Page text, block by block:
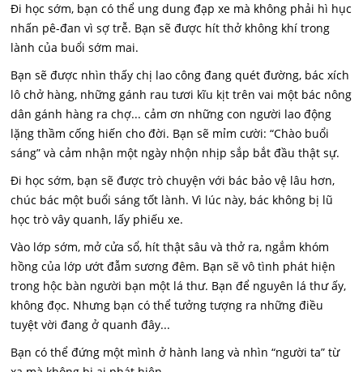
Đi học sớm, bạn có thể ung dung đạp xe mà không phải hì hục
nhấn pê-đan vì sợ trễ. Bạn sẽ được hít thở không khí trong
lành của buổi sớm mai.
Bạn sẽ được nhìn thấy chị lao công đang quét đường, bác xích
lô chở hàng, những gánh rau tươi kĩu kịt trên vai một bác nông
dân gánh hàng ra chợ... cảm ơn những con người lao động
lặng thầm cống hiến cho đời. Bạn sẽ mỉm cười: “Chào buổi
sáng” và cảm nhận một ngày nhộn nhịp sắp bắt đầu thật sự.
Đi học sớm, bạn sẽ được trò chuyện với bác bảo vệ lâu hơn,
chúc bác một buổi sáng tốt lành. Vì lúc này, bác không bị lũ
học trò vây quanh, lấy phiếu xe.
Vào lớp sớm, mở cửa sổ, hít thật sâu và thở ra, ngắm khóm
hồng của lớp ướt đẫm sương đêm. Bạn sẽ vô tình phát hiện
trong hộc bàn người bạn một lá thư. Bạn để nguyên lá thư ấy,
không đọc. Nhưng bạn có thể tưởng tượng ra những điều
tuyệt vời đang ở quanh đây...
Bạn có thể đứng một mình ở hành lang và nhìn “người ta” từ